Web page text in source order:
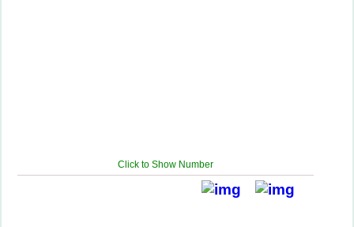
Click to Show Number